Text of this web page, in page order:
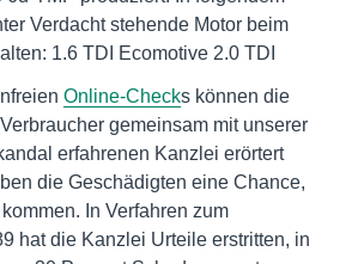
Verdacht stehende Motor beim
1.6 TDI Ecomotive 2.0 TDI
Online-Checks können die
gemeinsam mit unserer
erfahrenen Kanzlei erörtert
die Geschädigten eine Chance,
In Verfahren zum
hat die Kanzlei Urteile erstritten, in